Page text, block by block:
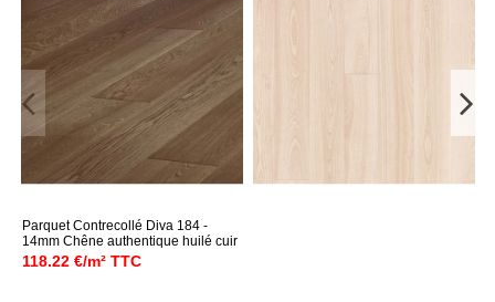
Parquet Contrecollé Diva 184 -
14mm Chêne authentique huilé cuir
118.22 €/m² TTC